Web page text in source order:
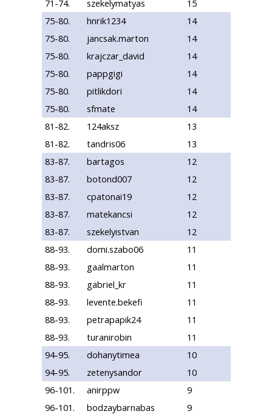
71-74. szekelymatyas
15
75-80.
hnrik1234
14
75-80.
jancsak.marton
14
75-80.
krajczar_david
14
75-80.
pappgigi
14
75-80.
pitlikdori
14
75-80.
sfmate
14
81-82.
124aksz
13
81-82.
tandris06
13
83-87.
bartagos
12
83-87.
botond007
12
83-87.
cpatonai19
12
83-87.
matekancsi
12
83-87.
szekelyistvan
12
88-93.
domi.szabo06
11
88-93.
gaalmarton
11
88-93.
gabriel_kr
11
88-93.
levente.bekefi
11
88-93.
petrapapik24
11
88-93.
turanirobin
11
94-95.
dohanytimea
10
94-95.
zetenysandor
10
96-101.
anirppw
9
96-101.
bodzaybarnabas
9